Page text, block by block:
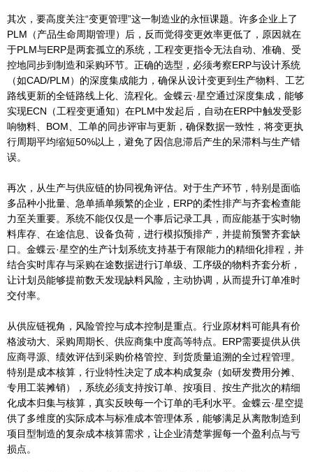
其次，要高度关注“变更管理”这一制造业的永恒课题。许多企业上了
PLM（产品生命周期管理）后，反而觉得变更效率更低了，原因就在
于PLM与ERP是两套孤立的系统，工程变更指令无法自动、准确、受
控地同步到制造和采购环节。正确的选型，必须考察ERP与设计系统
（如CAD/PLM）的深度集成能力，确保从设计变更到生产物料、工艺
路线更新的全链路线上化、流程化。金蝶云·星空通过深度集成，能够
实现ECN（工程变更通知）在PLM中发起后，自动在ERP中触发受影
响物料、BOM、工单的同步评审与更新，确保数据一致性，将变更执
行周期平均缩短50%以上，避免了因信息滞后产生的呆滞料与生产错
误。
再次，从生产与供应链的协同视角评估。对于生产环节，特别是面临
多品种小批量、急单插单频繁的企业，ERP的柔性排产与齐套检查能
力至关重要。系统不能仅仅是一个事后记录工具，而应能基于实时物
料库存、在途信息、设备负荷，进行模拟预排产，并提前预警齐套缺
口。金蝶云·星空的生产计划系统支持基于有限能力的精细化排程，并
结合实时库存与采购在途数据进行订单级、工序级的物料齐套分析，
让计划员能够提前数天发现缺料风险，主动协调，从而提升订单准时
交付率。
从供应链视角，风险管控与成本控制是重点。行业原材料可能具有价
格波动大、采购周期长、供应商集中度高等特点。ERP需要提供从供
应商寻源、绩效评估到采购价格管控、到货质量追溯的全过程管理。
特别是成本核算，行业特性决定了成本构成复杂（如研发费用分摊、
专用工装摊销），系统必须支持按订单、按项目、按生产批次的精细
化成本归集与核算，真实反映每一个订单的毛利水平。金蝶云·星空提
供了多维度的实际成本与标准成本管理体系，能够满足从离散制造到
项目型制造的复杂成本核算需求，让企业清楚掌握每一个盈利点与亏
损点。